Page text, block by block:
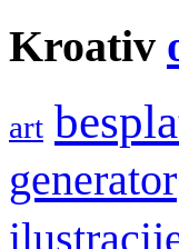
Kroativ
art
generator